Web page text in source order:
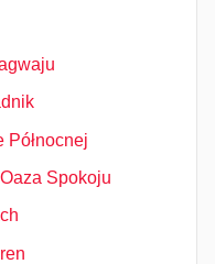
Północnej
Spokoju